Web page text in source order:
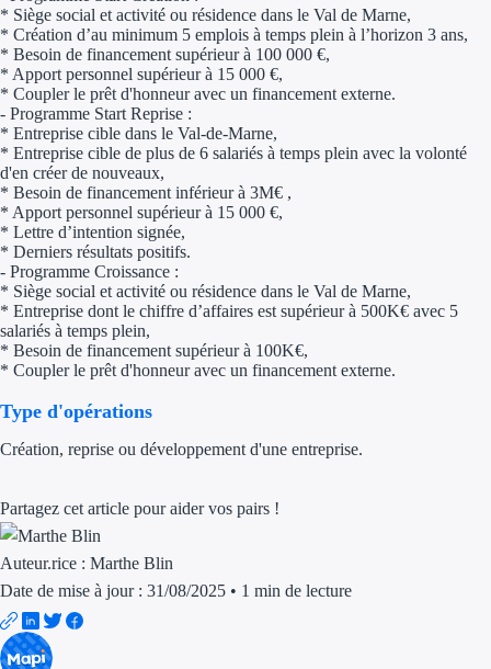
Simulateur d'éligibilité
Ouvrage
Territoires
Aides Région
Aides Région
Aides Région
* Siège social et activité ou résidence dans le Val de Marne,
* Création d’au minimum 5 emplois à temps plein à l’horizon 3 ans,
* Besoin de financement supérieur à 100 000 €,
* Apport personnel supérieur à 15 000 €,
* Coupler le prêt d'honneur avec un financement externe.
- Programme Start Reprise :
* Entreprise cible dans le Val-de-Marne,
* Entreprise cible de plus de 6 salariés à temps plein avec la volonté
d'en créer de nouveaux,
* Besoin de financement inférieur à 3M€ ,
* Apport personnel supérieur à 15 000 €,
* Lettre d’intention signée,
* Derniers résultats positifs.
- Programme Croissance :
* Siège social et activité ou résidence dans le Val de Marne,
* Entreprise dont le chiffre d’affaires est supérieur à 500K€ avec 5
salariés à temps plein,
* Besoin de financement supérieur à 100K€,
* Coupler le prêt d'honneur avec un financement externe.
Type d'opérations
Création, reprise ou développement d'une entreprise.
Partagez cet article pour aider vos pairs !
Auteur.rice : Marthe Blin
Date de mise à jour : 31/08/2025 • 1 min de lecture